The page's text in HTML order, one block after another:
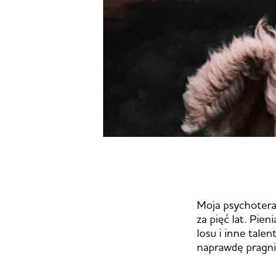
Moja
za pięć lat.
losu i inne
naprawdę